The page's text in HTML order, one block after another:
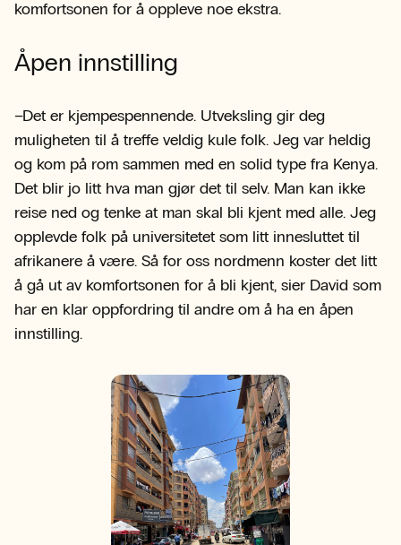
komfortsonen for å oppleve noe ekstra.
Åpen innstilling
–Det er kjempespennende. Utveksling gir deg
muligheten til å treffe veldig kule folk. Jeg var heldig
og kom på rom sammen med en solid type fra Kenya.
Det blir jo litt hva man gjør det til selv. Man kan ikke
reise ned og tenke at man skal bli kjent med alle. Jeg
opplevde folk på universitetet som litt innesluttet til
afrikanere å være. Så for oss nordmenn koster det litt
å gå ut av komfortsonen for å bli kjent, sier David som
har en klar oppfordring til andre om å ha en åpen
innstilling.